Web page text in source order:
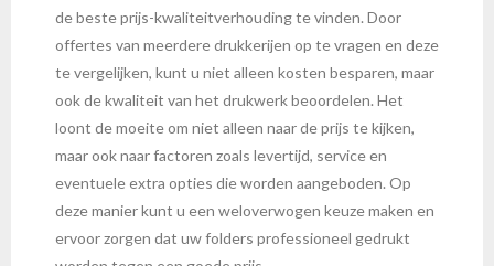
de beste prijs-kwaliteitverhouding te vinden. Door
offertes van meerdere drukkerijen op te vragen en deze
te vergelijken, kunt u niet alleen kosten besparen, maar
ook de kwaliteit van het drukwerk beoordelen. Het
loont de moeite om niet alleen naar de prijs te kijken,
maar ook naar factoren zoals levertijd, service en
eventuele extra opties die worden aangeboden. Op
deze manier kunt u een weloverwogen keuze maken en
ervoor zorgen dat uw folders professioneel gedrukt